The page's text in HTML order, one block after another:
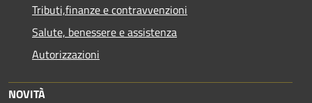
Tributi,finanze e contravvenzioni
Salute, benessere e assistenza
Autorizzazioni
NOVITÀ